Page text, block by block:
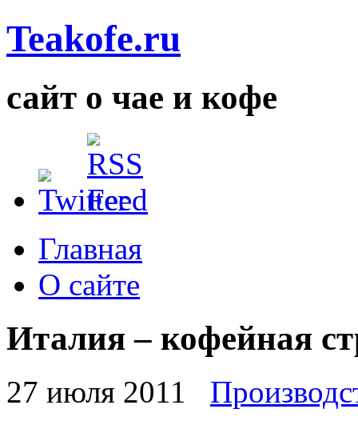
Teakofe.ru
сайт о чае и кофе
Главная
О сайте
Италия – кофейная
27 июля 2011